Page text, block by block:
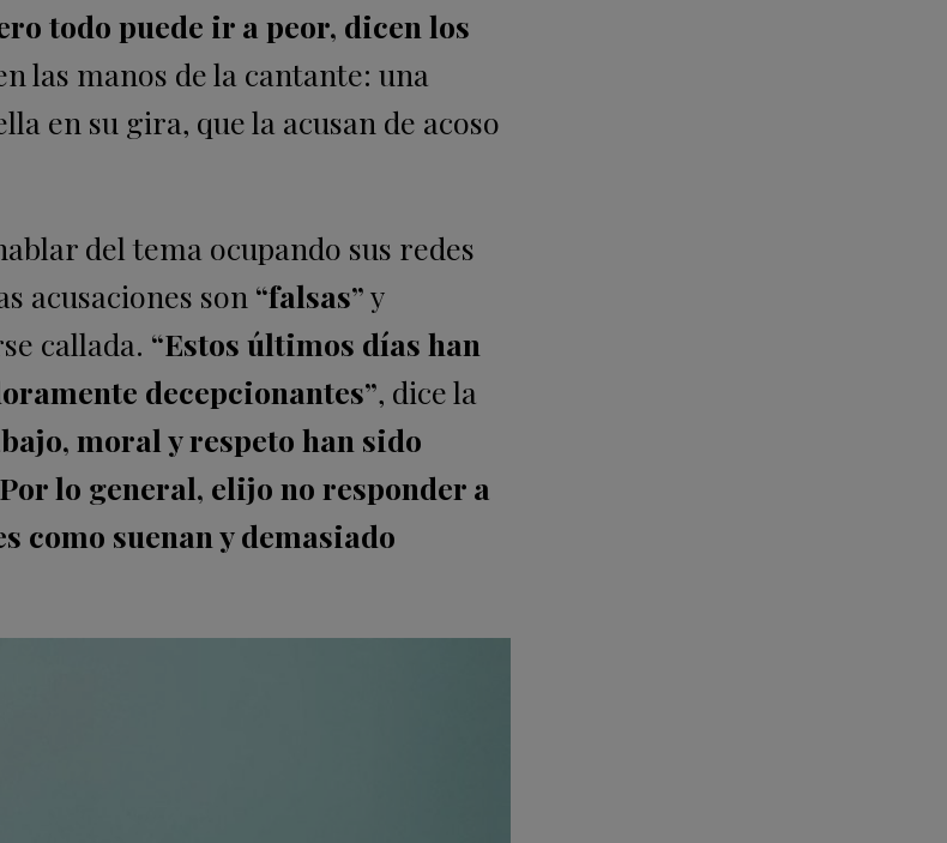
todo puede ir a peor, dicen los
las manos de la cantante: una
en su gira, que la acusan de acoso
del tema ocupando sus redes
acusaciones son “falsas”y
callada. “Estos últimos días han
decepcionantes”, dice la
moral y respeto han sido
lo general, elijo no responder a
como suenan y demasiado